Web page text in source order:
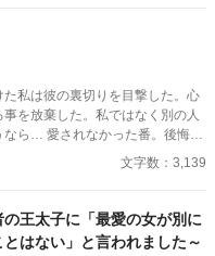
仲。『親友』が教えてくれる全
。広がる世界。まるで生まれ変
に終わりがあることも理解して
間だけでも『親友』との時間を
。馬鹿正直に。 そんなルカ
えなかった。ルカの気持ちもわ
瀬は数ヶ月に一度に減り、半年
在なのか痛いくらいにわかったか
私は彼の裏切りを目撃した。心
を放棄した。私ではなく別の人
番。後悔ざ
気に入り＆い
謝感謝♡
文字数：3,139
の王太子に「最愛の女が別に
はない」と言われました～